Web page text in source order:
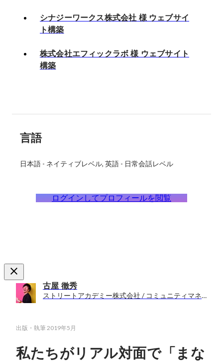
シナジーワークス株式会社 様 ウェブサイ
ト構築
株式会社エフィックラボ 様 ウェブサイト
構築
言語
日本語 - ネイティブレベル 英語 - 日常会話レベル
ログインしてプロフィールを閲覧
古屋 徹秀
ストリートアカデミー株式会社 / コミュニティマネージャー
出版・執筆 2019年5月
私たちがリアル対面で「まな